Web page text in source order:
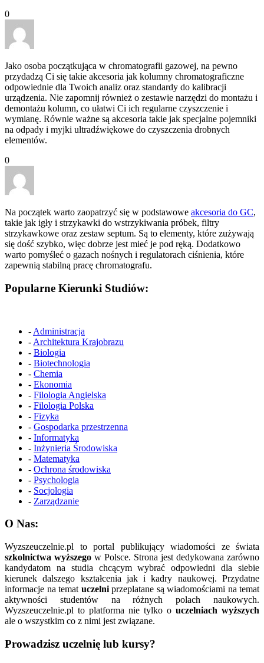
0
Jako osoba początkująca w chromatografii gazowej, na pewno
przydadzą Ci się takie akcesoria jak kolumny chromatograficzne
odpowiednie dla Twoich analiz oraz standardy do kalibracji
urządzenia. Nie zapomnij również o zestawie narzędzi do montażu i
demontażu kolumn, co ułatwi Ci ich regularne czyszczenie i
wymianę. Równie ważne są akcesoria takie jak specjalne pojemniki
na odpady i myjki ultradźwiękowe do czyszczenia drobnych
elementów.
0
Na początek warto zaopatrzyć się w podstawowe akcesoria do GC,
takie jak igły i strzykawki do wstrzykiwania próbek, filtry
strzykawkowe oraz zestaw septum. Są to elementy, które zużywają
się dość szybko, więc dobrze jest mieć je pod ręką. Dodatkowo
warto pomyśleć o gazach nośnych i regulatorach ciśnienia, które
zapewnią stabilną pracę chromatografu.
Popularne Kierunki Studiów:
- Administracja
- Architektura Krajobrazu
- Biologia
- Biotechnologia
- Chemia
- Ekonomia
- Filologia Angielska
- Filologia Polska
- Fizyka
- Gospodarka przestrzenna
- Informatyka
- Inżynieria Środowiska
- Matematyka
- Ochrona środowiska
- Psychologia
- Socjologia
- Zarządzanie
O Nas:
Wyzszeuczelnie.pl to portal publikujący wiadomości ze świata
szkolnictwa wyższego w Polsce. Strona jest dedykowana zarówno
kandydatom na studia chcącym wybrać odpowiedni dla siebie
kierunek dalszego kształcenia jak i kadry naukowej. Przydatne
informacje na temat uczelniprzeplatane są wiadomościami na temat
aktywności studentów na różnych polach naukowych.
Wyzszeuczelnie.pl to platforma nie tylko o uczelniach wyższych
ale o wszystkim co z nimi jest związane.
Prowadzisz uczelnię lub kursy?